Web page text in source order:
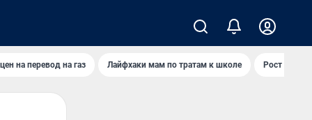
на перевод на газ Лайфхаки мам по тратам к школе Рост цен на